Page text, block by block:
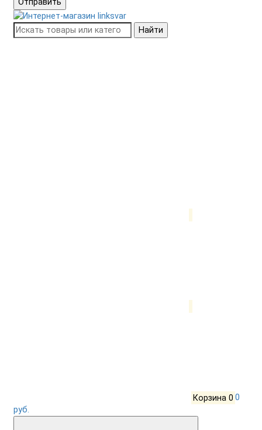
Найти
Корзина 0 0
руб.